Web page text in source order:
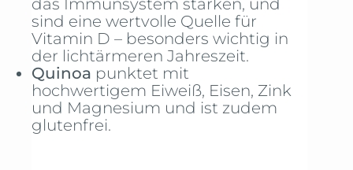
das Immunsystem stärken, und
sind eine wertvolle Quelle für
Vitamin D – besonders wichtig in
der lichtärmeren Jahreszeit.
Quinoa punktet mit
hochwertigem Eiweiß, Eisen, Zink
und Magnesium und ist zudem
glutenfrei.